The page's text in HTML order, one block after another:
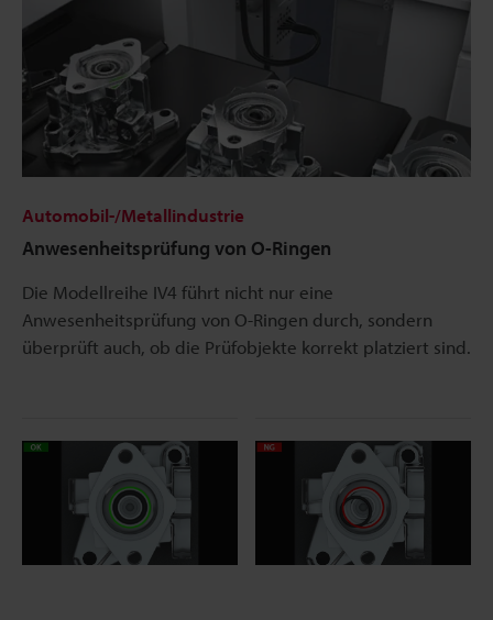
Automobil-/Metallindustrie
Anwesenheitsprüfung von O-Ringen
Die Modellreihe IV4 führt nicht nur eine
Anwesenheitsprüfung von O-Ringen durch, sondern
überprüft auch, ob die Prüfobjekte korrekt platziert sind.